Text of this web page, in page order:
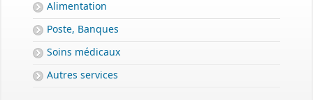
Alimentation
Poste, Banques
Soins médicaux
Autres services